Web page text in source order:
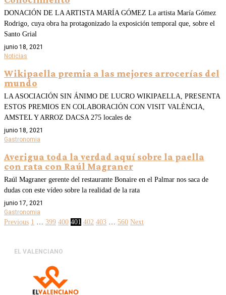
DONACIÓN DE LA ARTISTA MARÍA GÓMEZ La artista María Gómez
Rodrigo, cuya obra ha protagonizado la exposición temporal que, sobre el
Santo Grial
junio 18, 2021
Noticias
Wikipaella premia a las mejores arrocerías del
mundo
LA ASOCIACIÓN SIN ÁNIMO DE LUCRO WIKIPAELLA, PRESENTA
ESTOS PREMIOS EN COLABORACIÓN CON VISIT VALÈNCIA,
AMSTEL Y ARROZ DACSA 275 locales de
junio 18, 2021
Gastronomia
Averigua toda la verdad aquí sobre la paella
con rata con Raúl Magraner
Raúl Magraner gerente del restaurante Bonaire en el Palmar nos saca de
dudas con este vídeo sobre la realidad de la rata
junio 17, 2021
Gastronomia
Previous 1 399 400 401 402 403 560 Next
EL VALENCIANO